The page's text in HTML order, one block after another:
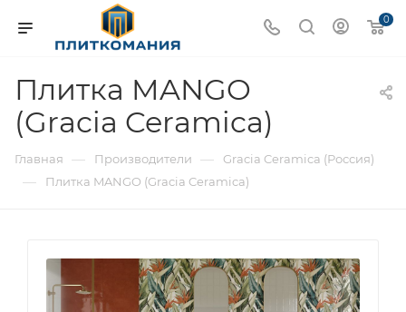
0
Плитка MANGO
(Gracia Ceramica)
Главная — Производители — Gracia Ceramica (Россия)
— Плитка MANGO (Gracia Ceramica)